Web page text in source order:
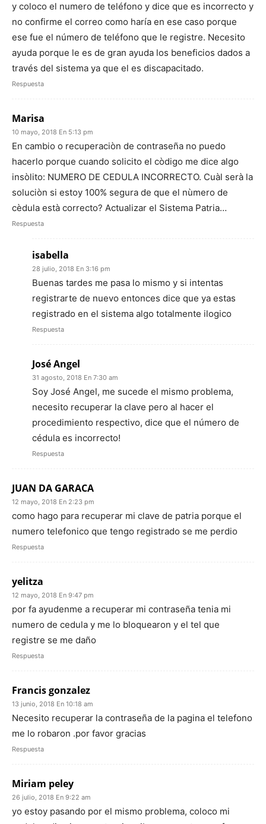
y coloco el numero de teléfono y dice que es incorrecto y
no confirme el correo como haría en ese caso porque
ese fue el número de teléfono que le registre. Necesito
ayuda porque le es de gran ayuda los beneficios dados a
través del sistema ya que el es discapacitado.
Respuesta
Marisa
10 mayo, 2018 En 5:13 pm
En cambio o recuperaciòn de contraseña no puedo
hacerlo porque cuando solicito el còdigo me dice algo
insòlito: NUMERO DE CEDULA INCORRECTO. Cuàl serà la
soluciòn si estoy 100% segura de que el nùmero de
cèdula està correcto? Actualizar el Sistema Patria…
Respuesta
isabella
28 julio, 2018 En 3:16 pm
Buenas tardes me pasa lo mismo y si intentas
registrarte de nuevo entonces dice que ya estas
registrado en el sistema algo totalmente ilogico
Respuesta
José Angel
31 agosto, 2018 En 7:30 am
Soy José Angel, me sucede el mismo problema,
necesito recuperar la clave pero al hacer el
procedimiento respectivo, dice que el número de
cédula es incorrecto!
Respuesta
JUAN DA GARACA
12 mayo, 2018 En 2:23 pm
como hago para recuperar mi clave de patria porque el
numero telefonico que tengo registrado se me perdio
Respuesta
yelitza
12 mayo, 2018 En 9:47 pm
por fa ayudenme a recuperar mi contraseña tenia mi
numero de cedula y me lo bloquearon y el tel que
registre se me daño
Respuesta
Francis gonzalez
13 junio, 2018 En 10:18 am
Necesito recuperar la contraseña de la pagina el telefono
me lo robaron .por favor gracias
Respuesta
Miriam peley
26 julio, 2018 En 9:22 am
yo estoy pasando por el mismo problema, coloco mi